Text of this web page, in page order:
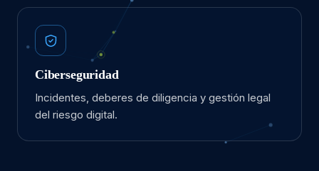
Ciberseguridad
Incidentes, deberes de diligencia y gestión legal
del riesgo digital.